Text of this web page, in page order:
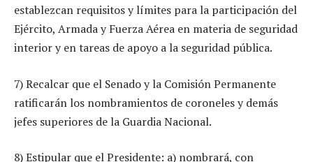
establezcan requisitos y límites para la participación del
Ejército, Armada y Fuerza Aérea en materia de seguridad
interior y en tareas de apoyo a la seguridad pública.
7) Recalcar que el Senado y la Comisión Permanente
ratificarán los nombramientos de coroneles y demás
jefes superiores de la Guardia Nacional.
8) Estipular que el Presidente: a) nombrará, con